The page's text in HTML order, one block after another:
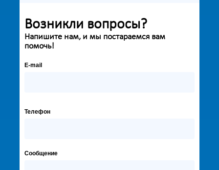
Возникли вопросы?
Напишите нам, и мы постараемся вам
помочь!
E-mail
Телефон
Сообщение